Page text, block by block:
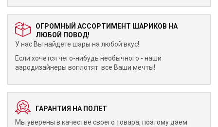
ОГРОМНЫЙ АССОРТИМЕНТ ШАРИКОВ НА
ЛЮБОЙ ПОВОД!
У нас Вы найдете шары на любой вкус!
Если хочется чего-нибудь необычного - наши
аэродизайнеры воплотят все Ваши мечты!
ГАРАНТИЯ НА ПОЛЕТ
Мы уверены в качестве своего товара, поэтому даем